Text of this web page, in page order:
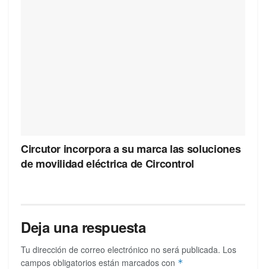
Circutor incorpora a su marca las soluciones
de movilidad eléctrica de Circontrol
Deja una respuesta
Tu dirección de correo electrónico no será publicada. Los
campos obligatorios están marcados con *